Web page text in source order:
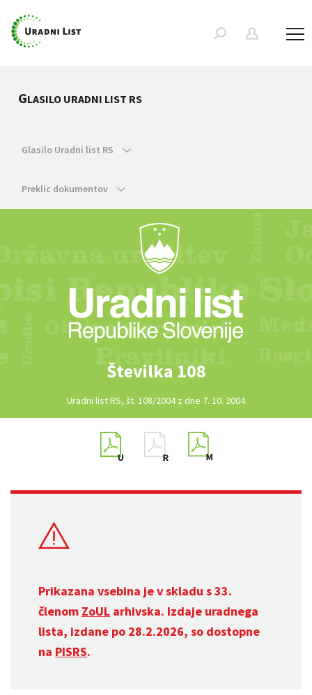
GLASILO URADNI LIST RS
Glasilo Uradni list RS
Preklic dokumentov
Številka 108
Uradni list RS, št. 108/2004 z dne 7. 10. 2004
Prikazana vsebina je v skladu s 33.
členom ZoUL arhivska. Izdaje uradnega
lista, izdane po 28.2.2026, so dostopne
na PISRS.